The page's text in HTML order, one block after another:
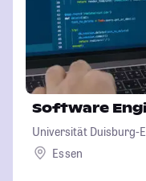
Software
Universität Duisburg-
Essen